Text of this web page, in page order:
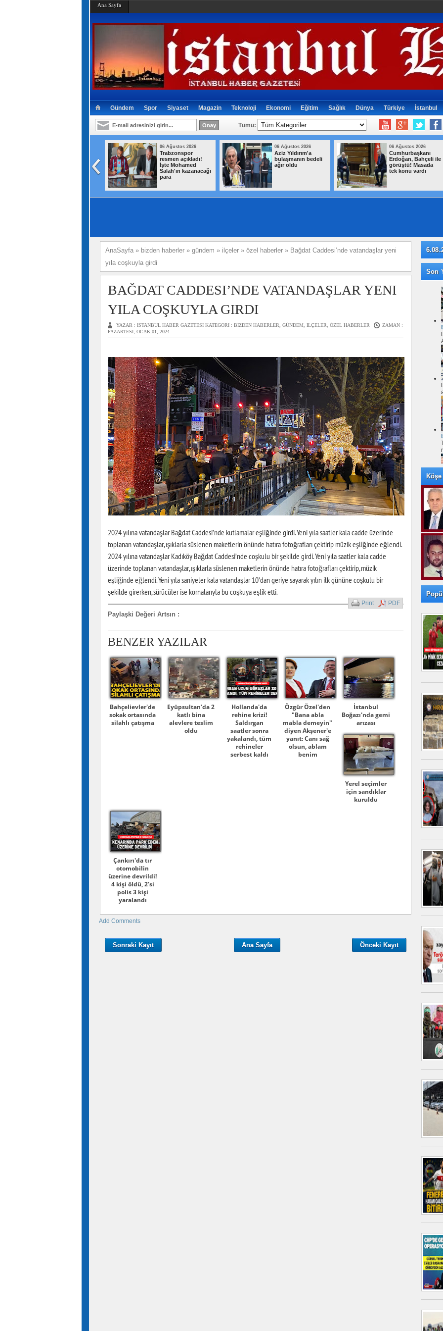
Ana Sayfa
Gündem Spor Siyaset Magazin Teknoloji Ekonomi Eğitim Sağlık Dünya Türkiye İstanbul
Tümü:
06 Ağustos 2026
Trabzonspor
resmen açıkladı!
İşte Mohamed
Salah'ın kazanacağı
para
06 Ağustos 2026
Aziz Yıldırım'a
bulaşmanın bedeli
ağır oldu
06 Ağustos 2026
Cumhurbaşkanı
Erdoğan, Bahçeli ile
görüştü! Masada
tek konu vardı
AnaSayfa » bizden haberler » gündem » ilçeler » özel haberler » Bağdat Caddesi’nde vatandaşlar yeni
yıla coşkuyla girdi
BAĞDAT CADDESI’NDE VATANDAŞLAR YENI
YILA COŞKUYLA GIRDI
YAZAR : ISTANBUL HABER GAZETESI KATEGORI : BIZDEN HABERLER, GÜNDEM, ILÇELER, ÖZEL HABERLER
ZAMAN :
PAZARTESI, OCAK 01, 2024
2024 yılına vatandaşlar Bağdat Caddesi’nde kutlamalar eşliğinde girdi. Yeni yıla saatler kala cadde üzerinde
toplanan vatandaşlar, ışıklarla süslenen maketlerin önünde hatıra fotoğrafları çektirip müzik eşliğinde eğlendi.
2024 yılına vatandaşlar Kadıköy Bağdat Caddesi’nde coşkulu bir şekilde girdi. Yeni yıla saatler kala cadde
üzerinde toplanan vatandaşlar, ışıklarla süslenen maketlerin önünde hatıra fotoğrafları çektirip, müzik
eşliğinde eğlendi. Yeni yıla saniyeler kala vatandaşlar 10’dan geriye sayarak yılın ilk gününe coşkulu bir
şekilde girerken, sürücüler ise kornalarıyla bu coşkuya eşlik etti.
Paylaşki Değeri Artsın :
Print PDF
BENZER YAZILAR
Bahçelievler'de
sokak ortasında
silahlı çatışma
Eyüpsultan’da 2
katlı bina
alevlere teslim
oldu
Hollanda'da
rehine krizi!
Saldırgan
saatler sonra
yakalandı, tüm
rehineler
serbest kaldı
Özgür Özel'den
"Bana abla
mabla demeyin"
diyen Akşener'e
yanıt: Canı sağ
olsun, ablam
benim
İstanbul
Boğazı'nda gemi
arızası
Yerel seçimler
için sandıklar
kuruldu
Çankırı'da tır
otomobilin
üzerine devrildi!
4 kişi öldü, 2'si
polis 3 kişi
yaralandı
Add Comments
Sonraki Kayıt Önceki Kayıt
Ana Sayfa
Son